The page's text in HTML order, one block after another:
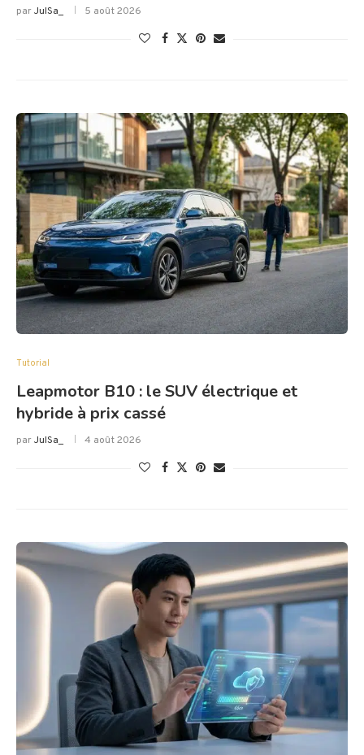
parJulSa_ 5 août 2026
Tutorial
Leapmotor B10 : le SUV électrique et
hybride à prix cassé
parJulSa_ 4 août 2026